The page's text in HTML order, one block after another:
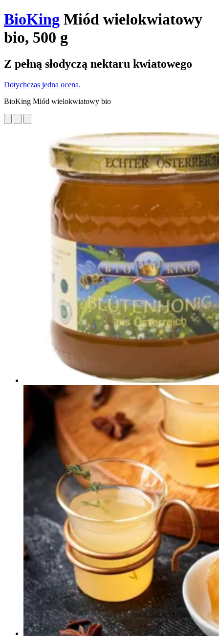
BioKing Miód wielokwiatowy
bio, 500 g
Z pełną słodyczą nektaru kwiatowego
Dotychczas jedna ocena.
BioKing Miód wielokwiatowy bio